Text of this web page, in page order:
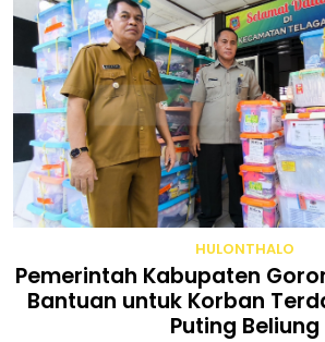
HULONTHALO
Pemerintah Kabupaten
Bantuan untuk Korban
Puting Beliung